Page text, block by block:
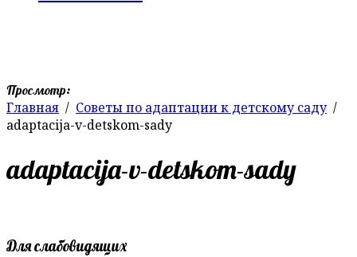
Просмотр:
Главная
Советы по адаптации к детскому саду
adaptacija-v-detskom-sady
adaptacija-v-detskom-sady
Для слабовидящих